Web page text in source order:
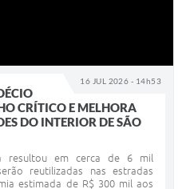
16 JUL 2026 - 14h53
CRÍTICO E MELHORA
DO INTERIOR DE SÃO
resultou em cerca de 6 mil
reutilizadas nas estradas
estimada de R$ 300 mil aos